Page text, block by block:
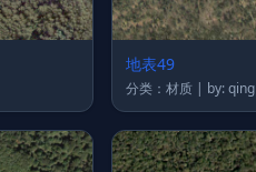
地表49
分类：材质 | by: qing